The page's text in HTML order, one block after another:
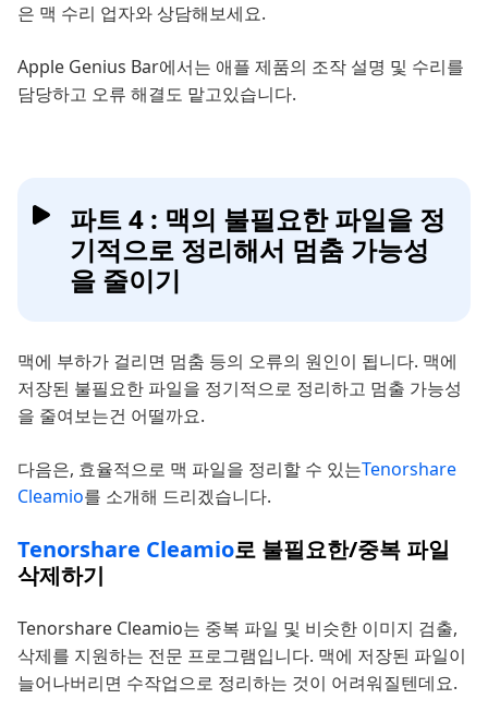
은 맥 수리 업자와 상담해보세요.
Apple Genius Bar에서는 애플 제품의 조작 설명 및 수리를
담당하고 오류 해결도 맡고있습니다.
파트 4 : 맥의 불필요한 파일을 정
기적으로 정리해서 멈춤 가능성
을 줄이기
맥에 부하가 걸리면 멈춤 등의 오류의 원인이 됩니다. 맥에
저장된 불필요한 파일을 정기적으로 정리하고 멈출 가능성
을 줄여보는건 어떨까요.
다음은, 효율적으로 맥 파일을 정리할 수 있는Tenorshare
Cleamio를 소개해 드리겠습니다.
Tenorshare Cleamio로 불필요한/중복 파일
삭제하기
Tenorshare Cleamio는 중복 파일 및 비슷한 이미지 검출,
삭제를 지원하는 전문 프로그램입니다. 맥에 저장된 파일이
늘어나버리면 수작업으로 정리하는 것이 어려워질텐데요.